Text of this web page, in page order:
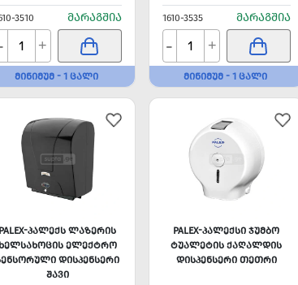
3510 ᲛᲐᲠᲐᲒᲨᲘᲐ
+
ᲛᲘᲜᲘᲛᲣᲛ - 1 ᲪᲐᲚᲘ
1610-3535 ᲛᲐᲠᲐᲒᲨᲘᲐ
- +
ᲛᲘᲜᲘᲛᲣᲛ - 1 ᲪᲐᲚᲘ
ᲞᲐᲚᲔᲥᲡ ᲚᲐᲖᲔᲠᲘᲡ
ᲔᲚᲔᲥᲢᲠᲝ
ᲓᲘᲡᲞᲔᲜᲡᲔᲠᲘ
ᲨᲐᲕᲘ
PALEX-ᲞᲐᲚᲔᲥᲡᲘ ᲯᲣᲛᲑᲝ
ᲢᲣᲐᲚᲔᲢᲘᲡ ᲥᲐᲦᲐᲚᲓᲘᲡ
ᲓᲘᲡᲞᲔᲜᲡᲔᲠᲘ ᲗᲔᲗᲠᲘ